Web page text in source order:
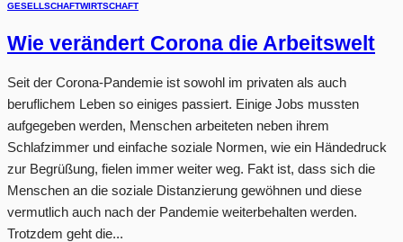
GESELLSCHAFTWIRTSCHAFT
Wie verändert Corona die Arbeitswelt
Seit der Corona-Pandemie ist sowohl im privaten als auch
beruflichem Leben so einiges passiert. Einige Jobs mussten
aufgegeben werden, Menschen arbeiteten neben ihrem
Schlafzimmer und einfache soziale Normen, wie ein Händedruck
zur Begrüßung, fielen immer weiter weg. Fakt ist, dass sich die
Menschen an die soziale Distanzierung gewöhnen und diese
vermutlich auch nach der Pandemie weiterbehalten werden.
Trotzdem geht die...